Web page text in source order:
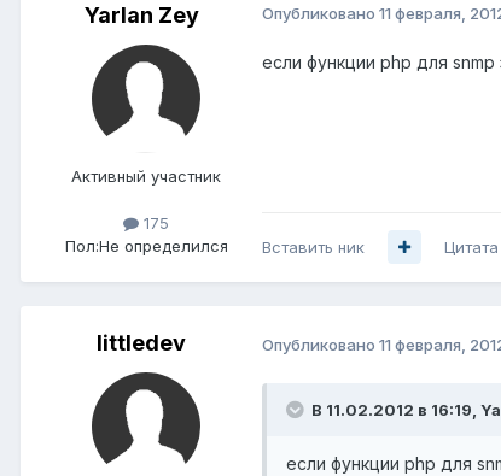
Yarlan Zey
Активный участник
175
Пол:Не определился
Опубликовано 11 февраля,
если функции php для
Вставить ник Цитата
littledev Опубликовано 11 февраля,
В 11.02.2012 в 16:19,
если функции php для